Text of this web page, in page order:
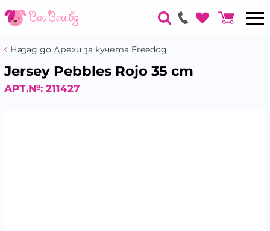
Назад до Дрехи за кучета Freedog
Jersey Pebbles Rojo 35 cm
АРТ.№: 211427